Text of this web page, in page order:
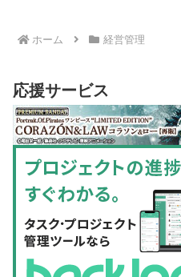
ホーム 経営管理
応援サービス